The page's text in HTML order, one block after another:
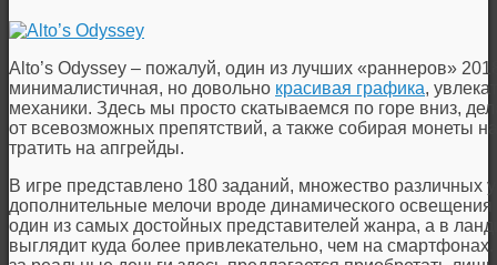
Alto’s Odyssey – пожалуй, один из лучших «раннеров»
минималистичная, но довольно красивая графика,
механики. Здесь мы просто скатываемся по горе вниз,
от всевозможных препятствий, а также собирая монеты
тратить на апгрейды.
В игре представлено 180 заданий, множество различных
дополнительные мелочи вроде динамического
один из самых достойных представителей жанра, а в
выглядит куда более привлекательно, чем на